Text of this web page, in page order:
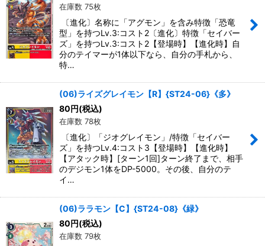
在庫数 75枚
〔進化〕名称に「アグモン」を含み特徴「恐竜
型」を持つLv.3:コスト2〔進化〕特徴「セイバー
ズ」を持つLv.3:コスト2【登場時】【進化時】自
分のテイマーが1体以下なら、自分の手札から、
特…
(06)ライズグレイモン【R】{ST24-06}《多》
80 円(税込)
在庫数 78枚
〔進化〕「ジオグレイモン」/特徴「セイバー
ズ」を持つLv.4:コスト3【登場時】【進化時】
【アタック時】[ターン1回]ターン終了まで、相手
のデジモン1体をDP-5000。その後、自分のテ
イ…
(06)ララモン【C】{ST24-08}《緑》
80 円(税込)
在庫数 79枚